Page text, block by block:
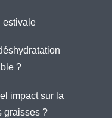
estivale
?
impact sur la
graisses ?